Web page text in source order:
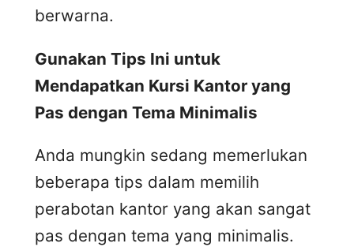
berwarna.
Gunakan Tips Ini untuk
Mendapatkan Kursi Kantor yang
Pas dengan Tema Minimalis
Anda mungkin sedang memerlukan
beberapa tips dalam memilih
perabotan kantor yang akan sangat
pas dengan tema yang minimalis.